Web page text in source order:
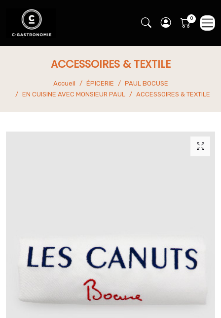
ACCESSOIRES & TEXTILE
Accueil ÉPICERIE
PAUL BOCUSE
EN CUISINE AVEC MONSIEUR PAUL
ACCESSOIRES & TEXTILE